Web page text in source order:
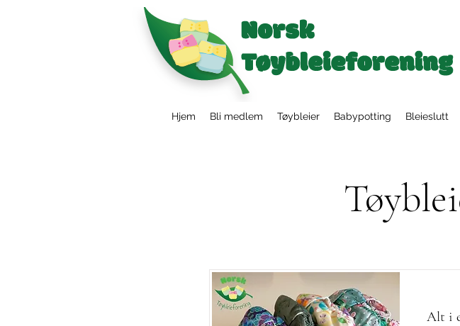
Hjem Bli medlem Tøybleier Babypotting Bleieslutt
Alt i